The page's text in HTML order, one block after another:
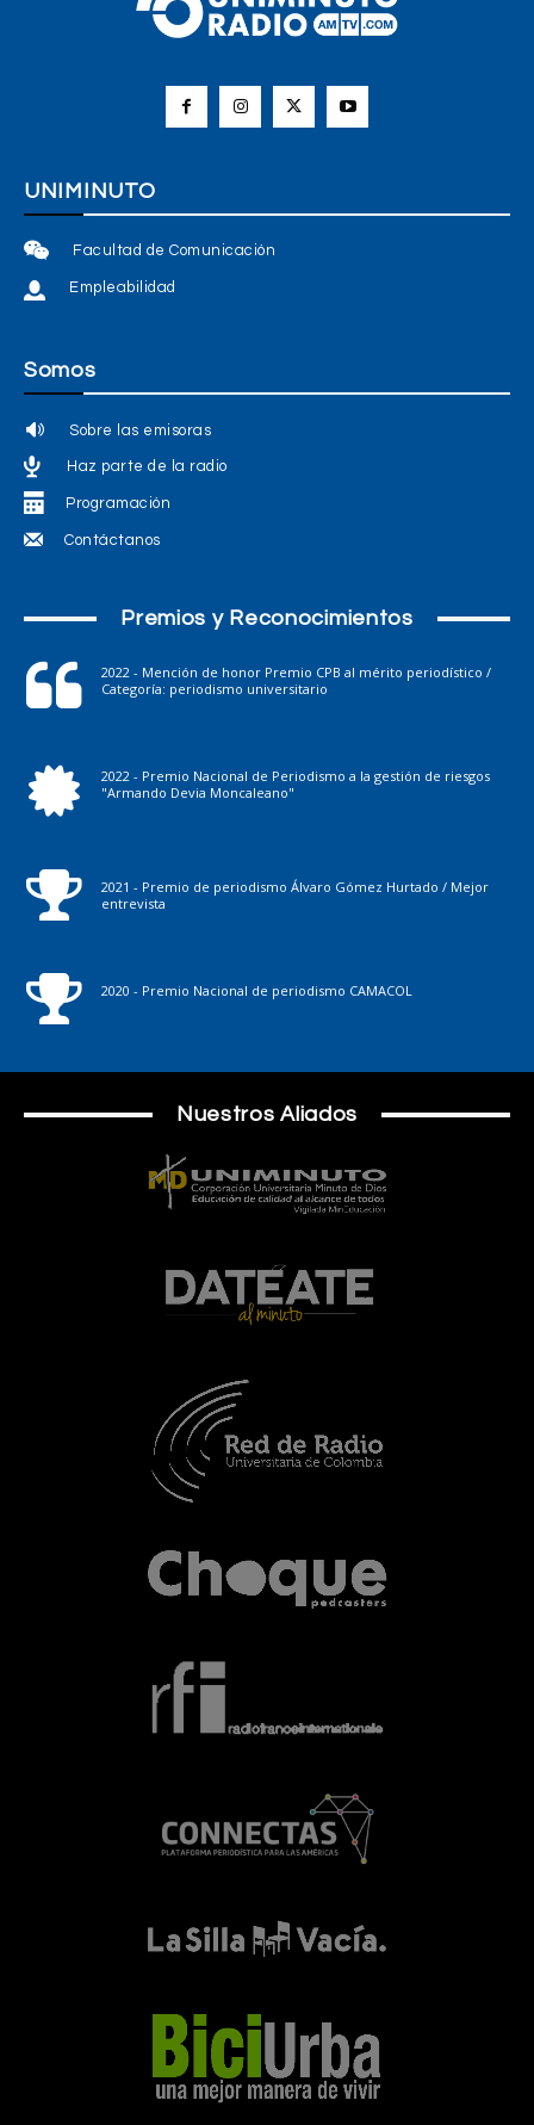
UNIMINUTO
Facultad de Comunicación
Empleabilidad
Somos
Sobre las emisoras
Haz parte de la radio
Programación
Contáctanos
Premios y Reconocimientos
2022 - Mención de honor Premio CPB al mérito periodístico /
Categoría: periodismo universitario
2022 - Premio Nacional de Periodismo a la gestión de riesgos
"Armando Devia Moncaleano"
2021 - Premio de periodismo Álvaro Gómez Hurtado / Mejor
entrevista
2020 - Premio Nacional de periodismo CAMACOL
Nuestros Aliados